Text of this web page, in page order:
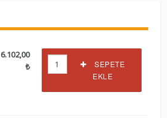
6.102,00
₺
SEPETE
EKLE